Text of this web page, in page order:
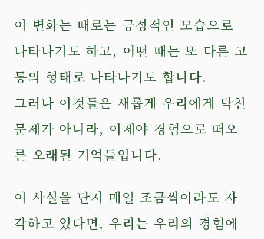
이 변화는 때로는 긍정적인 모습으로
나타나기도 하고, 어떤 때는 또 다른 고
통의 형태로 나타나기도 합니다.
그러나 이것들은 새롭게 우리에게 닥친
문제가 아니라, 이제야 경험으로 떠오
른 오래된 기억들입니다.
이 사실을 단지 매일 조금씩이라도 자
각하고 있다면, 우리는 우리의 경험에